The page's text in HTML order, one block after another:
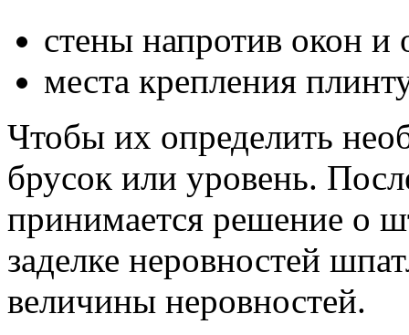
стены напротив окон и
места крепления
Чтобы их определить
брусок или уровень.
принимается решение о
заделке неровностей
величины неровностей.